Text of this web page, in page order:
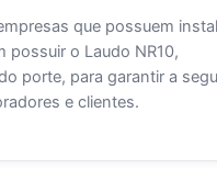
que possuem
possuir o Laudo NR10,
porte, para garantir a
e clientes.